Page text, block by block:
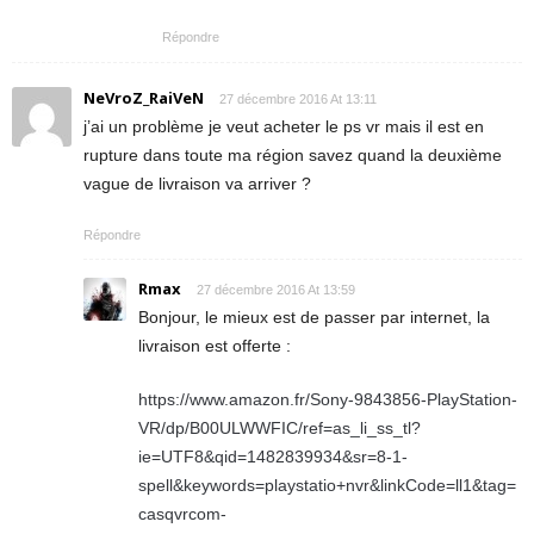
Répondre
NeVroZ_RaiVeN 27 décembre 2016 At 13:11
j’ai un problème je veut acheter le ps vr mais il est en
rupture dans toute ma région savez quand la deuxième
vague de livraison va arriver ?
Répondre
Rmax 27 décembre 2016 At 13:59
Bonjour, le mieux est de passer par internet, la
livraison est offerte :
https://www.amazon.fr/Sony-9843856-PlayStation-
VR/dp/B00ULWWFIC/ref=as_li_ss_tl?
ie=UTF8&qid=1482839934&sr=8-1-
spell&keywords=playstatio+nvr&linkCode=ll1&tag=
casqvrcom-